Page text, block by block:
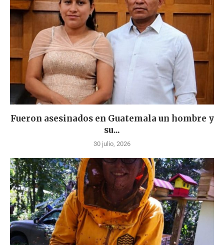
Fueron asesinados en Guatemala un hombre y
su...
30 julio, 2026